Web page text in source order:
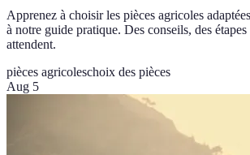
Apprenez à choisir les pièces agricoles
à notre guide pratique. Des conseils, des
attendent.
pièces agricoleschoix des pièces
Aug 5